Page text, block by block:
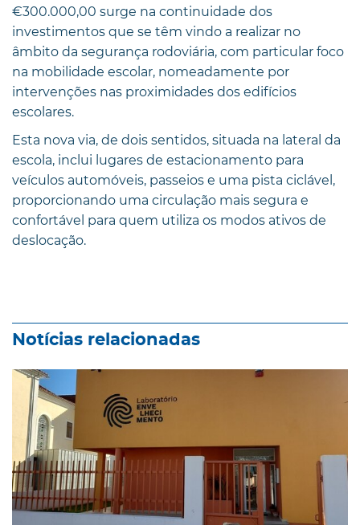
€300.000,00 surge na continuidade dos
investimentos que se têm vindo a realizar no
âmbito da segurança rodoviária, com particular foco
na mobilidade escolar, nomeadamente por
intervenções nas proximidades dos edifícios
escolares.
Esta nova via, de dois sentidos, situada na lateral da
escola, inclui lugares de estacionamento para
veículos automóveis, passeios e uma pista ciclável,
proporcionando uma circulação mais segura e
confortável para quem utiliza os modos ativos de
deslocação.
Notícias relacionadas